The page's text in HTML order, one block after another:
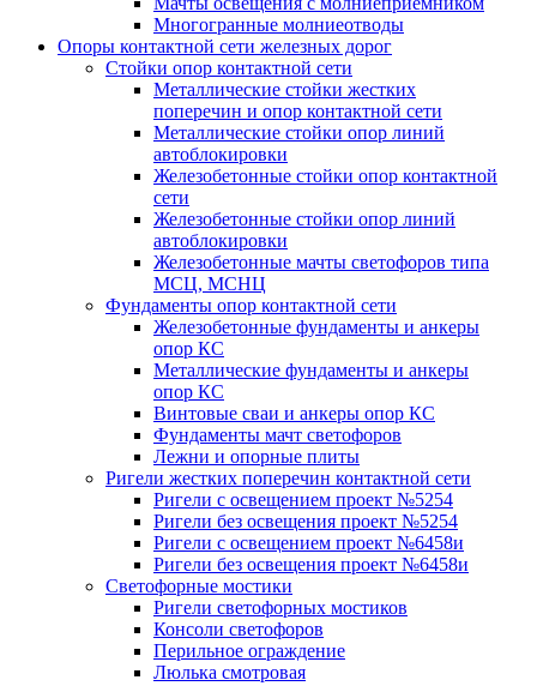
Многогранные молниеотводы
Опоры контактной сети железных дорог
Стойки опор контактной сети
Металлические стойки жестких
поперечин и опор контактной сети
Металлические стойки опор линий
автоблокировки
Железобетонные стойки опор контактной
сети
Железобетонные стойки опор линий
автоблокировки
Железобетонные мачты светофоров типа
МСЦ, МСНЦ
Фундаменты опор контактной сети
Железобетонные фундаменты и анкеры
опор КС
Металлические фундаменты и анкеры
опор КС
Винтовые сваи и анкеры опор КС
Фундаменты мачт светофоров
Лежни и опорные плиты
Ригели жестких поперечин контактной сети
Ригели с освещением проект №5254
Ригели без освещения проект №5254
Ригели с освещением проект №6458и
Ригели без освещения проект №6458и
Светофорные мостики
Ригели светофорных мостиков
Консоли светофоров
Перильное ограждение
Люлька смотровая